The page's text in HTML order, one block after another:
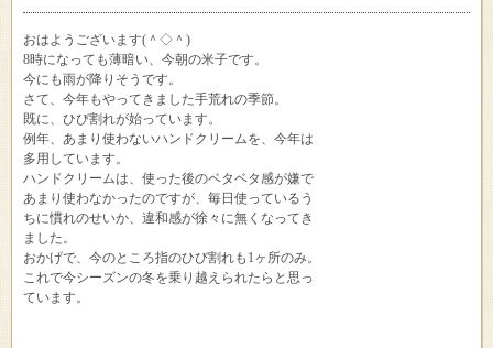
おはようございます(＾◇＾)
8時になっても薄暗い、今朝の米子です。
今にも雨が降りそうです。
さて、今年もやってきました手荒れの季節。
既に、ひび割れが始っています。
例年、あまり使わないハンドクリームを、今年は
多用しています。
ハンドクリームは、使った後のベタベタ感が嫌で
あまり使わなかったのですが、毎日使っているう
ちに慣れのせいか、違和感が徐々に無くなってき
ました。
おかげで、今のところ指のひび割れも1ヶ所のみ。
これで今シーズンの冬を乗り越えられたらと思っ
ています。